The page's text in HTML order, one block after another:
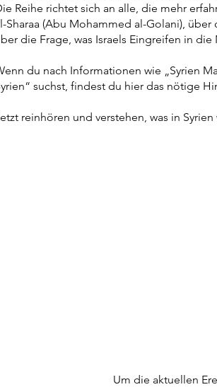
Reihe richtet sich an alle, die mehr
Sharaa (Abu Mohammed al-Golani),
die Frage, was Israels Eingreifen in
du nach Informationen wie „Syrien
suchst, findest du hier das nötige
reinhören und verstehen, was in
Um die aktuellen